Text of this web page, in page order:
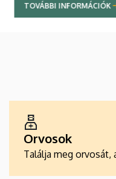
TOVÁBBI INFORMÁCIÓK
Orvosok
Találja meg orvosát,